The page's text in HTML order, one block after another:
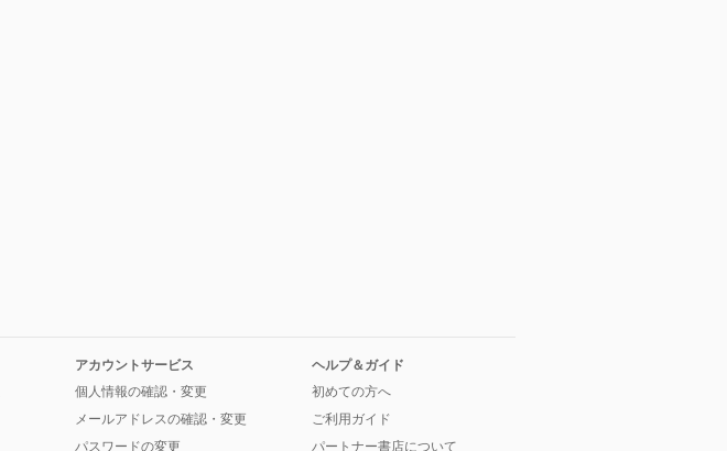
アカウントサービス
個人情報の確認・変更
メールアドレスの確認・変更
パスワードの変更
ヘルプ＆ガイド
初めての方へ
ご利用ガイド
パートナー書店について